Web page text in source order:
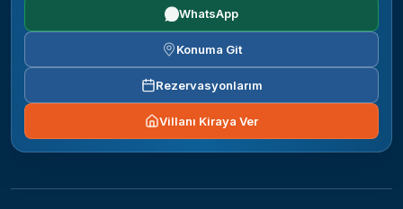
WhatsApp
Konuma Git
Rezervasyonlarım
Villanı Kiraya Ver